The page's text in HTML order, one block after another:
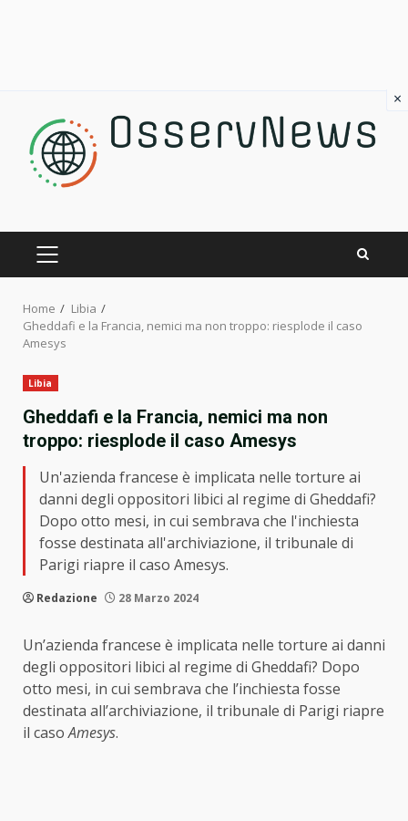
content
PRIMARY
MENU
Home
Libia
Gheddafi e la Francia, nemici ma non troppo: riesplode il caso
Amesys
Libia
Gheddafi e la Francia, nemici ma non
troppo: riesplode il caso Amesys
Un'azienda francese è implicata nelle torture ai
danni degli oppositori libici al regime di Gheddafi?
Dopo otto mesi, in cui sembrava che l'inchiesta
fosse destinata all'archiviazione, il tribunale di
Parigi riapre il caso Amesys.
Redazione 28 Marzo 2024
Un’azienda francese è implicata nelle torture ai danni
degli oppositori libici al regime di Gheddafi? Dopo
otto mesi, in cui sembrava che l’inchiesta fosse
destinata all’archiviazione, il tribunale di Parigi riapre
il casoAmesys.
×